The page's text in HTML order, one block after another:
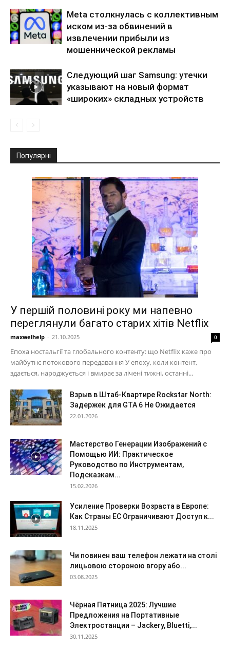
Meta столкнулась с коллективным
иском из-за обвинений в
извлечении прибыли из
мошеннической рекламы
Следующий шаг Samsung: утечки
указывают на новый формат
«широких» складных устройств
Популярні
У першій половині року ми напевно
переглянули багато старих хітів Netflix
maxwelhelp - 21.10.2025 0
Епоха ностальгії та глобального контенту: що Netflix каже про
майбутнє потокового передавання У епоху, коли контент,
здається, народжується і вмирає за лічені тижні, останні...
Взрыв в Штаб-Квартире Rockstar North:
Задержек для GTA 6 Не Ожидается
22.01.2026
Мастерство Генерации Изображений с
Помощью ИИ: Практическое
Руководство по Инструментам,
Подсказкам...
15.02.2026
Усиление Проверки Возраста в Европе:
Как Страны ЕС Ограничивают Доступ к...
18.11.2025
Чи повинен ваш телефон лежати на столі
лицьовою стороною вгору або...
03.08.2025
Чёрная Пятница 2025: Лучшие
Предложения на Портативные
Электростанции – Jackery, Bluetti,...
30.11.2025